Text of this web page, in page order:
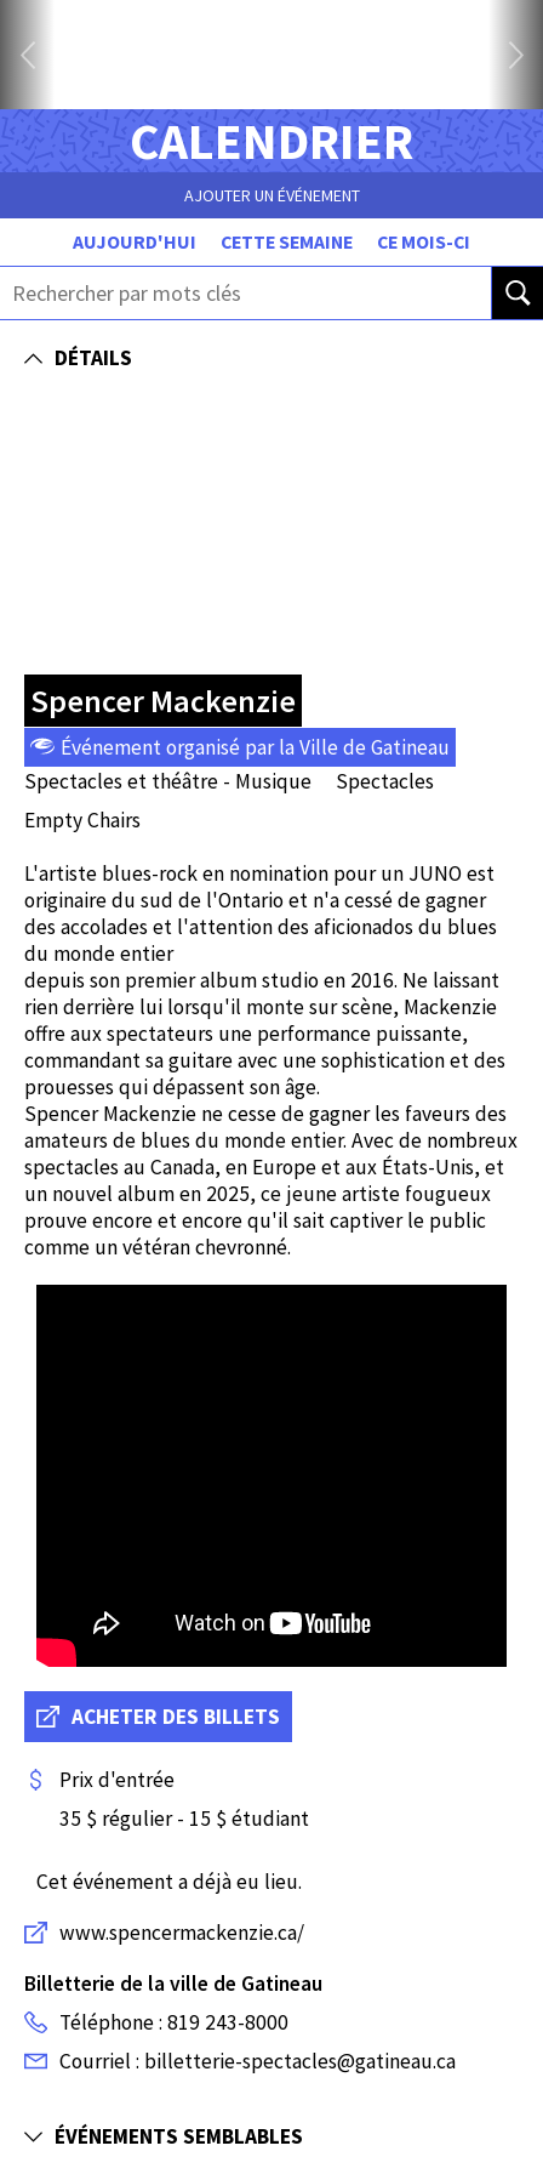
CALENDRIER
AJOUTER UN ÉVÉNEMENT
AUJOURD'HUI CETTE SEMAINE CE MOIS-CI
DÉTAILS
Spencer Mackenzie
Événement organisé par la Ville de Gatineau
Spectacles et théâtre - Musique
Spectacles
Empty Chairs
L'artiste blues-rock en nomination pour un JUNO est
originaire du sud de l'Ontario et n'a cessé de gagner
des accolades et l'attention des aficionados du blues
du monde entier
depuis son premier album studio en 2016. Ne laissant
rien derrière lui lorsqu'il monte sur scène, Mackenzie
offre aux spectateurs une performance puissante,
commandant sa guitare avec une sophistication et des
prouesses qui dépassent son âge.
Spencer Mackenzie ne cesse de gagner les faveurs des
amateurs de blues du monde entier. Avec de nombreux
spectacles au Canada, en Europe et aux États-Unis, et
un nouvel album en 2025, ce jeune artiste fougueux
prouve encore et encore qu'il sait captiver le public
comme un vétéran chevronné.
ACHETER DES BILLETS
Prix d'entrée
35 $ régulier - 15 $ étudiant
Cet événement a déjà eu lieu.
www.spencermackenzie.ca/
Billetterie de la ville de Gatineau
Téléphone : 819 243-8000
Courriel : billetterie-spectacles@gatineau.ca
ÉVÉNEMENTS SEMBLABLES